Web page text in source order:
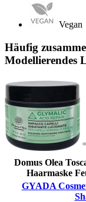
Vegan
Häufig
Modellierendes
Domus Olea
Haarmaske
GYADA